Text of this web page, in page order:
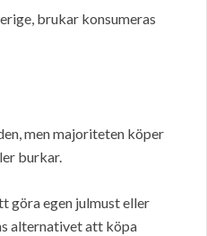
brukar konsumeras
men majoriteten köper
burkar.
göra egen julmust eller
alternativet att köpa